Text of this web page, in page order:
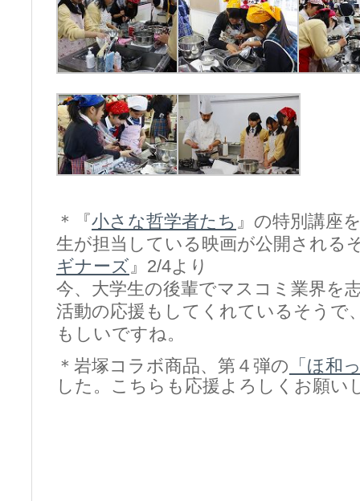
＊『小さな哲学者たち 』の特別講座
生が担当している映画が公開される
ギナーズ 』2/4より
今、大学生の後輩でマスコミ業界を
活動の応援もしてくれているそうで
もしいですね。
＊岩塚コラボ商品、第４弾の 「ほ和
した。こちらも応援よろしくお願い